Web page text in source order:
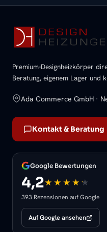
Premium-Designheizkörper
Beratung, eigenem Lager und
Ada Commerce GmbH ·
Kontakt & Beratung
Google Bewertungen
4,2
393 Rezensionen auf Google
Auf Google ansehen